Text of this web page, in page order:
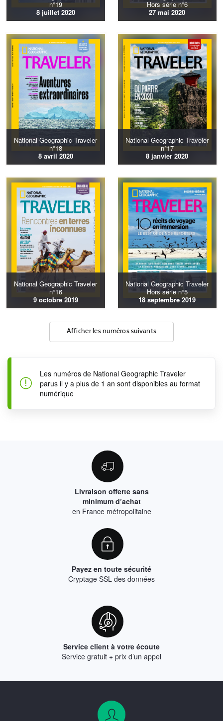
n°19
8 juillet 2020
Hors série n°6
27 mai 2020
National Geographic Traveler
n°18
8 avril 2020
National Geographic Traveler
n°17
8 janvier 2020
National Geographic Traveler
n°16
9 octobre 2019
National Geographic Traveler
Hors série n°5
18 septembre 2019
Afficher les numéros suivants
Les numéros de National Geographic Traveler
parus il y a plus de 1 an sont disponibles au format
numérique
Livraison offerte sans
minimum d’achat
en France métropolitaine
Payez en toute sécurité
Cryptage SSL des données
Service client à votre écoute
Service gratuit + prix d’un appel